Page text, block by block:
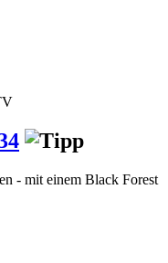
- mit einem Black Forest